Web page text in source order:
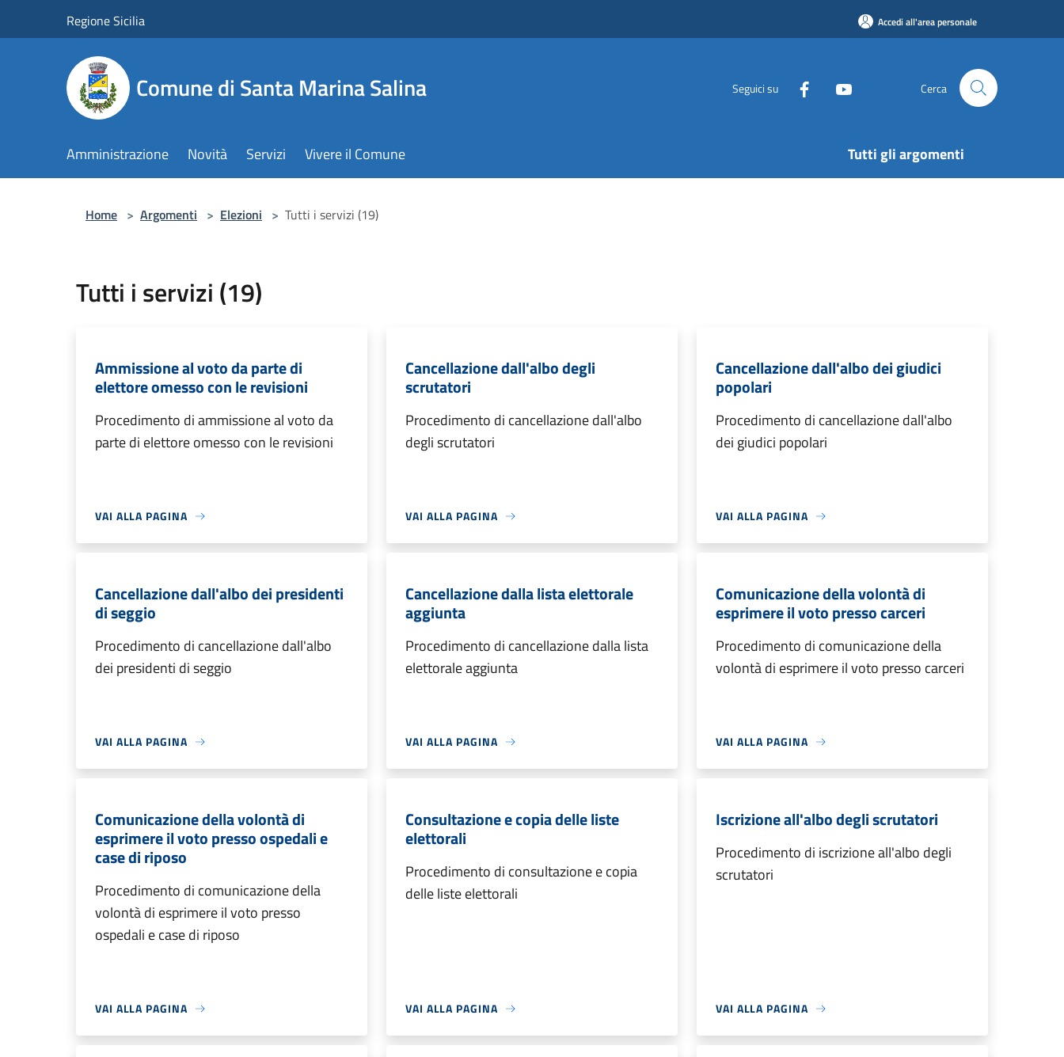
Regione Sicilia Accedi all'area personale
Comune di Santa Marina Salina Seguici su Cerca
Amministrazione Novità Servizi Vivere il Comune Tutti gli argomenti
Home > Argomenti > Elezioni > Tutti i servizi (19)
Tutti i servizi (19)
Ammissione al voto da parte di
elettore omesso con le revisioni
Procedimento di ammissione al voto da
parte di elettore omesso con le revisioni
VAI ALLA PAGINA
Cancellazione dall'albo degli
scrutatori
Procedimento di cancellazione dall'albo
degli scrutatori
VAI ALLA PAGINA
Cancellazione dall'albo dei giudici
popolari
Procedimento di cancellazione dall'albo
dei giudici popolari
VAI ALLA PAGINA
Cancellazione dall'albo dei presidenti
di seggio
Procedimento di cancellazione dall'albo
dei presidenti di seggio
VAI ALLA PAGINA
Cancellazione dalla lista elettorale
aggiunta
Procedimento di cancellazione dalla lista
elettorale aggiunta
VAI ALLA PAGINA
Comunicazione della volontà di
esprimere il voto presso carceri
Procedimento di comunicazione della
volontà di esprimere il voto presso carceri
VAI ALLA PAGINA
Comunicazione della volontà di
esprimere il voto presso ospedali e
case di riposo
Procedimento di comunicazione della
volontà di esprimere il voto presso
ospedali e case di riposo
VAI ALLA PAGINA
Consultazione e copia delle liste
elettorali
Procedimento di consultazione e copia
delle liste elettorali
VAI ALLA PAGINA
Iscrizione all'albo degli scrutatori
Procedimento di iscrizione all'albo degli
scrutatori
VAI ALLA PAGINA